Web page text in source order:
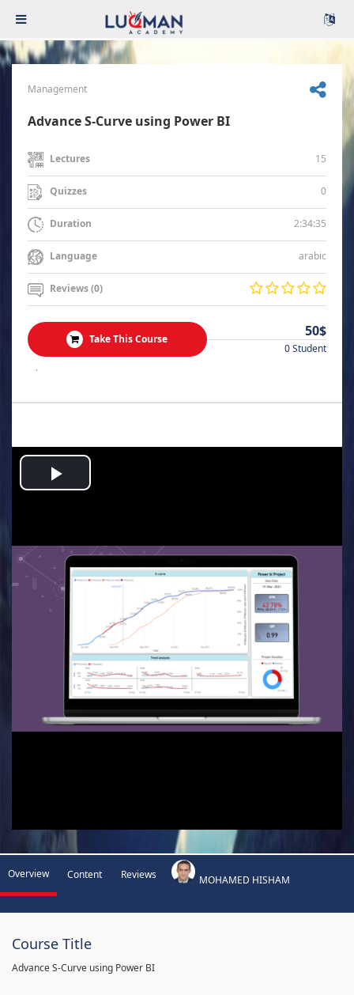
Management
Advance S-Curve using Power BI
Lectures 15
Quizzes 0
Duration 2:34:35
Language arabic
Reviews (0)
Take This Course 50$
0 Student
.
Play
Overview Content Reviews MOHAMED HISHAM
Course Title
Advance S-Curve using Power BI